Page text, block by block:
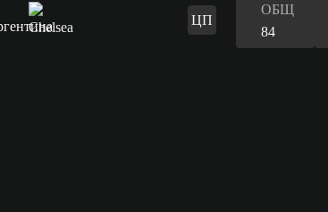
ЦП
ОБЩ
84